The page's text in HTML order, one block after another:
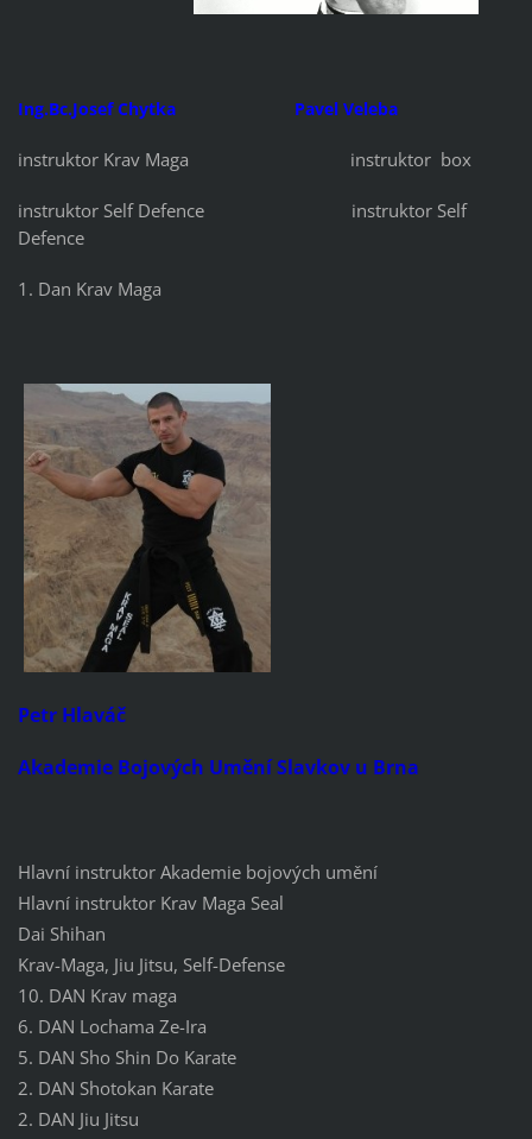
Ing.Bc.Josef Chytka Pavel Veleba
instruktor Krav Maga instruktor box
instruktor Self Defence instruktor Self
Defence
1. Dan Krav Maga
Petr Hlaváč
Akademie Bojových Umění Slavkov u Brna
Hlavní instruktor Akademie bojových umění
Hlavní instruktor Krav Maga Seal
Dai Shihan
Krav-Maga, Jiu Jitsu, Self-Defense
10. DAN Krav maga
6. DAN Lochama Ze-Ira
5. DAN Sho Shin Do Karate
2. DAN Shotokan Karate
2. DAN Jiu Jitsu